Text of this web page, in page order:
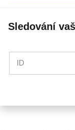
Sledování
ID